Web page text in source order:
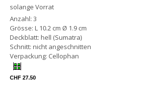
solange Vorrat
Anzahl: 3
Grösse: L 10.2 cm Ø 1.9 cm
Deckblatt: hell (Sumatra)
Schnitt: nicht angeschnitten
Verpackung: Cellophan
CHF 27.50